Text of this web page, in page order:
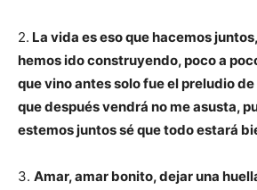
2. La vida es eso que hacemos
hemos ido construyendo, poco a
que vino antes solo fue el preludio
que después vendrá no me asusta,
estemos juntos sé que todo estará
3. Amar, amar bonito, dejar una